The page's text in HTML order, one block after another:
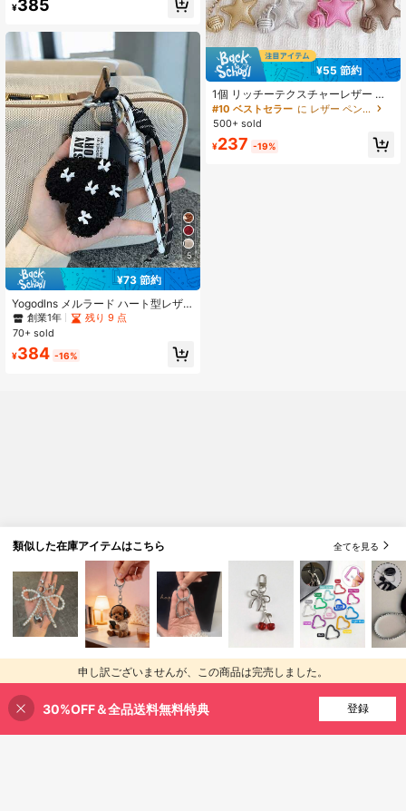
¥385
5
¥73 節約
Yogodlns メルラード ハート型レザ
ーペンダント、かわいいハート型キ
ーチェーンアクセサリー、手作り編
み込み、旅行 ホリデー クリスマスギ
フト、Y2Kファッション バッグチャ
ーム、若い男の子、女の子、大学生
創業1年
残り 9 点
70+ sold
¥384 -16%
¥55 節約
1個 リッチーテクスチャーレザー ペ
ンタグラムスター ペンダント、ハン
ドメイド編み込みボールキーチェー
ン、車用吊り下げオーナメント、携
帯電話チェーン (PUレザー、PUレザ
#10 ベストセラー
に レザー ペンダント
500+ sold
¥237 -19%
申し訳ございませんが、この商品は完売しました。
類似した在庫アイテムはこちら 全てを見る
30%OFF＆全品送料無料特典 登録